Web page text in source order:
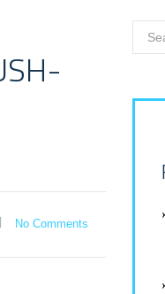
No Comments